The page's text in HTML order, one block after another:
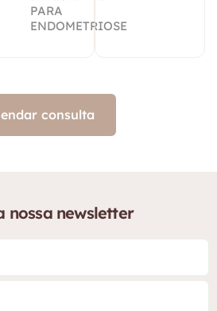
PARA
ENDOMETRIOSE
consulta
nossa newsletter